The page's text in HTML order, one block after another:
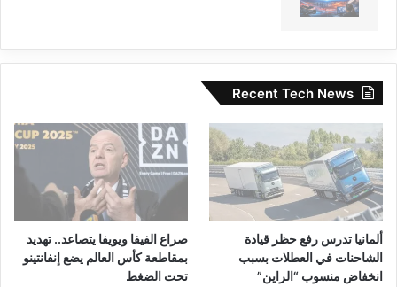
Recent Tech News
ألمانيا تدرس رفع حظر قيادة
الشاحنات في العطلات بسبب
انخفاض منسوب “الراين”
صراع الفيفا ويويفا يتصاعد.. تهديد
بمقاطعة كأس العالم يضع إنفانتينو
تحت الضغط